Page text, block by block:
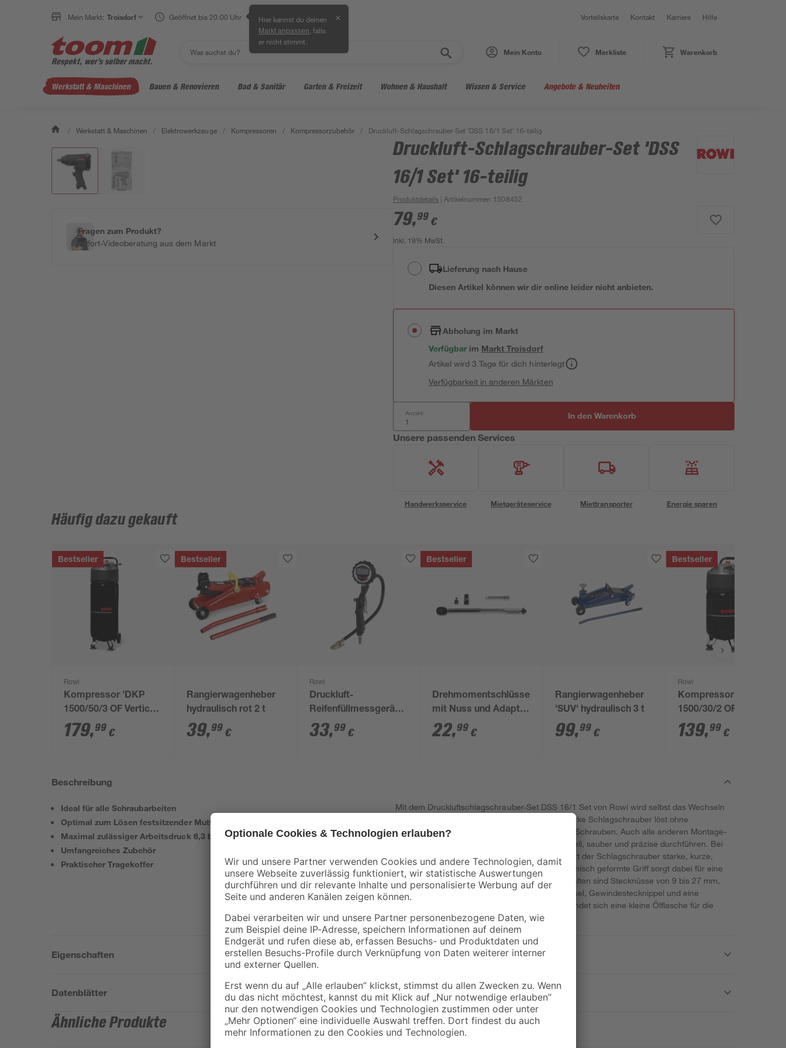
Mein Markt: Troisdorf Geöffnet bis 20:00 Uhr Hier kannst du deinen
Markt anpassen , falls
er nicht stimmt.
✕ Vorteilskarte Kontakt Karriere Hilfe
Mein Konto Merkliste Warenkorb
Werkstatt & Maschinen Bauen & Renovieren Bad & Sanitär Garten & Freizeit Wohnen & Haushalt Wissen & Service Angebote & Neuheiten
/ Werkstatt & Maschinen / Elektrowerkzeuge / Kompressoren / Kompressorzubehör / Druckluft-Schlagschrauber-Set 'DSS 16/1 Set' 16-teilig
Fragen zum Produkt?
Sofort-Videoberatung aus dem Markt
Druckluft-Schlagschrauber-Set 'DSS
16/1 Set' 16-teilig
Produktdetails | Artikelnummer: 1508452
79,99 €
inkl. 19% MwSt.
Lieferung nach Hause
Diesen Artikel können wir dir online leider nicht anbieten.
Abholung im Markt
Verfügbar im MarktTroisdorf
Artikel wird 3 Tage für dich hinterlegt
Verfügbarkeit in anderen Märkten
Anzahl: In den Warenkorb
Unsere passenden Services
Handwerksservice Mietgeräteservice Miettransporter Energie sparen
Häufig dazu gekauft
Bestseller
Rowi
Kompressor 'DKP
1500/50/3 OF Vertical
Air' 240 l/min inklusive
Zubehör
179,99 €
Bestseller
Rangierwagenheber
hydraulisch rot 2 t
39,99 €
Rowi
Druckluft-
Reifenfüllmessgerät
'DRM 8/1 D' digital, 8
bar
33,99 €
Bestseller
Drehmomentschlüssel
mit Nuss und Adapter
1/2"
22,99 €
Rangierwagenheber
'SUV' hydraulisch 3 t
99,99 €
Bestseller
Rowi
Kompressor 'DKP
1500/30/2 OF Vertical
Air' 10 bar 72-240
l/min
139,99 €
Beschreibung
Ideal für alle Schraubarbeiten
Optimal zum Lösen festsitzender Muttern und Schrauben
Maximal zulässiger Arbeitsdruck 6,3 bar
Umfangreiches Zubehör
Praktischer Tragekoffer
Mit dem Druckluftschlagschrauber-Set DSS 16/1 Set von Rowi wird selbst das Wechseln
der Autoreifen zum Kinderspiel. Der leistungsstarke Schlagschrauber löst ohne
Schwierigkeiten sogar festsitzende Muttern und Schrauben. Auch alle anderen Montage-
und Reparaturarbeiten lassen sich mit ihm schnell, sauber und präzise durchführen. Bei
einem maximalen Betriebsdruck von 6,3 bar führt der Schlagschrauber starke, kurze,
impulsartige Drehbewegungen aus. Der ergonomisch geformte Griff sorgt dabei für eine
optimale Kontrolle des Geräts. Im Zubehör enthalten sind Stecknüsse von 9 bis 27 mm,
eine Verlängerung, je ein Innensechskantschlüssel, Gewindestecknippel und eine
Schnellkupplung. Ebenfalls im Lieferumfang befindet sich eine kleine Ölflasche für die
regelmäßige Pflege und Wartung des Geräts.
Eigenschaften
Datenblätter
Ähnliche Produkte